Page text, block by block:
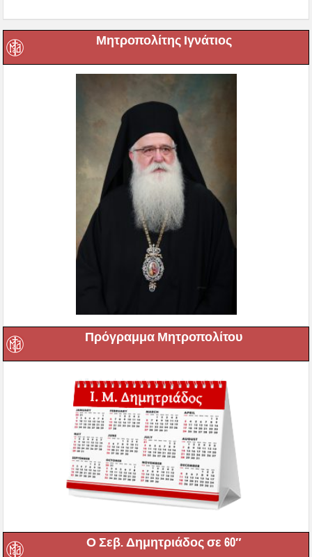
Μητροπολίτης Ιγνάτιος
Πρόγραμμα Μητροπολίτου
Ο Σεβ. Δημητριάδος σε 60″